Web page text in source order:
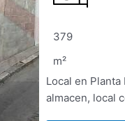
379
m²
Local en
almacen, local